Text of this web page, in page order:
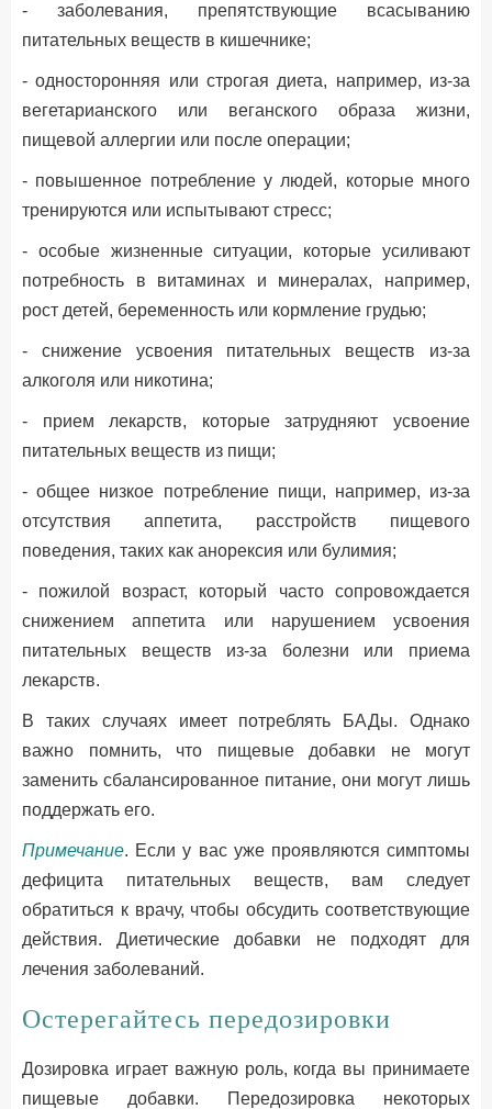
- заболевания, препятствующие всасыванию
питательных веществ в кишечнике;
- односторонняя или строгая диета, например, из-за
вегетарианского или веганского образа жизни,
пищевой аллергии или после операции;
- повышенное потребление у людей, которые много
тренируются или испытывают стресс;
- особые жизненные ситуации, которые усиливают
потребность в витаминах и минералах, например,
рост детей, беременность или кормление грудью;
- снижение усвоения питательных веществ из-за
алкоголя или никотина;
- прием лекарств, которые затрудняют усвоение
питательных веществ из пищи;
- общее низкое потребление пищи, например, из-за
отсутствия аппетита, расстройств пищевого
поведения, таких как анорексия или булимия;
- пожилой возраст, который часто сопровождается
снижением аппетита или нарушением усвоения
питательных веществ из-за болезни или приема
лекарств.
В таких случаях имеет потреблять БАДы. Однако
важно помнить, что пищевые добавки не могут
заменить сбалансированное питание, они могут лишь
поддержать его.
Примечание. Если у вас уже проявляются симптомы
дефицита питательных веществ, вам следует
обратиться к врачу, чтобы обсудить соответствующие
действия. Диетические добавки не подходят для
лечения заболеваний.
Остерегайтесь передозировки
Дозировка играет важную роль, когда вы принимаете
пищевые добавки. Передозировка некоторых